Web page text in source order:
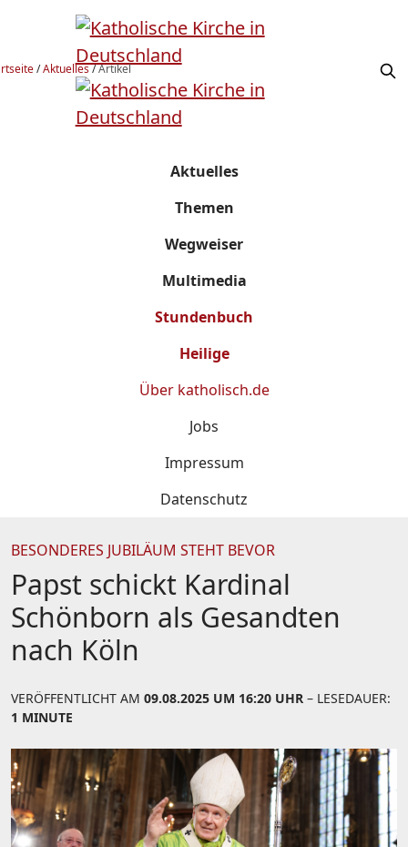
/Aktuelles/Artikel
Aktuelles
Themen
Wegweiser
Multimedia
Stundenbuch
Heilige
Über katholisch.de
Jobs
Impressum
Datenschutz
BESONDERES JUBILÄUM STEHT BEVOR
Papst schickt Kardinal
Schönborn als Gesandten
nach Köln
VERÖFFENTLICHT AM 09.08.2025 UM 16:20 UHR – LESEDAUER:
1 MINUTE